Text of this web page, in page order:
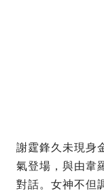
謝霆鋒久未現身
氣登場，與由韋
對話。女神不但